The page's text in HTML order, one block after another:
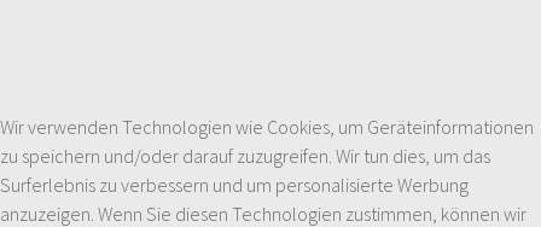
Wir verwenden Technologien wie Cookies, um Geräteinformationen
zu speichern und/oder darauf zuzugreifen. Wir tun dies, um das
Surferlebnis zu verbessern und um personalisierte Werbung
anzuzeigen. Wenn Sie diesen Technologien zustimmen, können wir